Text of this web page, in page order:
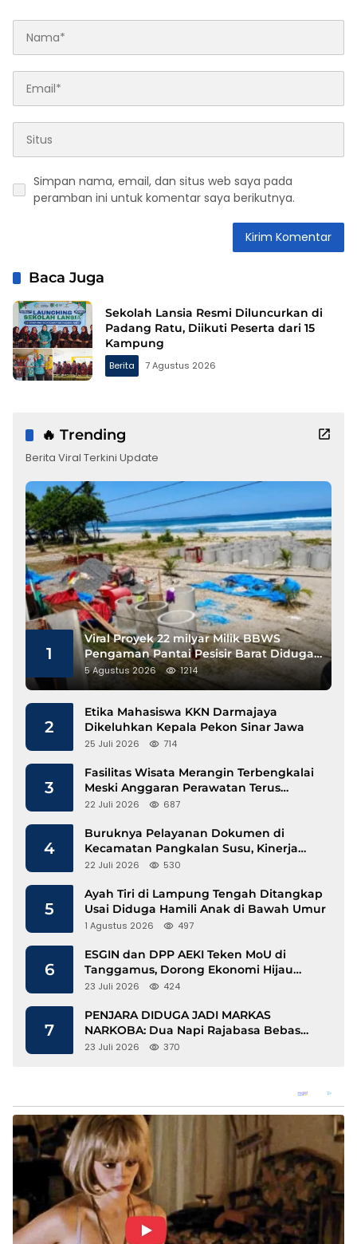
Simpan nama, email, dan situs web saya pada
peramban ini untuk komentar saya berikutnya.
Baca Juga
Sekolah Lansia Resmi Diluncurkan di
Padang Ratu, Diikuti Peserta dari 15
Kampung
Berita 7 Agustus 2026
🔥 Trending
Berita Viral Terkini Update
1
Viral Proyek 22 milyar Milik BBWS
Pengaman Pantai Pesisir Barat Diduga
Gunakan Besi Banci
5 Agustus 2026 1214
2
Etika Mahasiswa KKN Darmajaya
Dikeluhkan Kepala Pekon Sinar Jawa
25 Juli 2026 714
3
Fasilitas Wisata Merangin Terbengkalai
Meski Anggaran Perawatan Terus
Mengalir
22 Juli 2026 687
4
Buruknya Pelayanan Dokumen di
Kecamatan Pangkalan Susu, Kinerja
Disdukcapil Langkat Disorot
22 Juli 2026 530
5
Ayah Tiri di Lampung Tengah Ditangkap
Usai Diduga Hamili Anak di Bawah Umur
1 Agustus 2026 497
6
ESGIN dan DPP AEKI Teken MoU di
Tanggamus, Dorong Ekonomi Hijau
Berbasis Kopi dan Perdagangan Karbon
23 Juli 2026 424
7
PENJARA DIDUGA JADI MARKAS
NARKOBA: Dua Napi Rajabasa Bebas
Gunakan HP, Muncul Dugaan
23 Juli 2026 370